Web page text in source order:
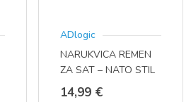
mogu
odabrati
na
ADlogic
NARUKVICA REMEN
ZA SAT – NATO STIL
(20 MM, QUICK FIT)
14,99 €